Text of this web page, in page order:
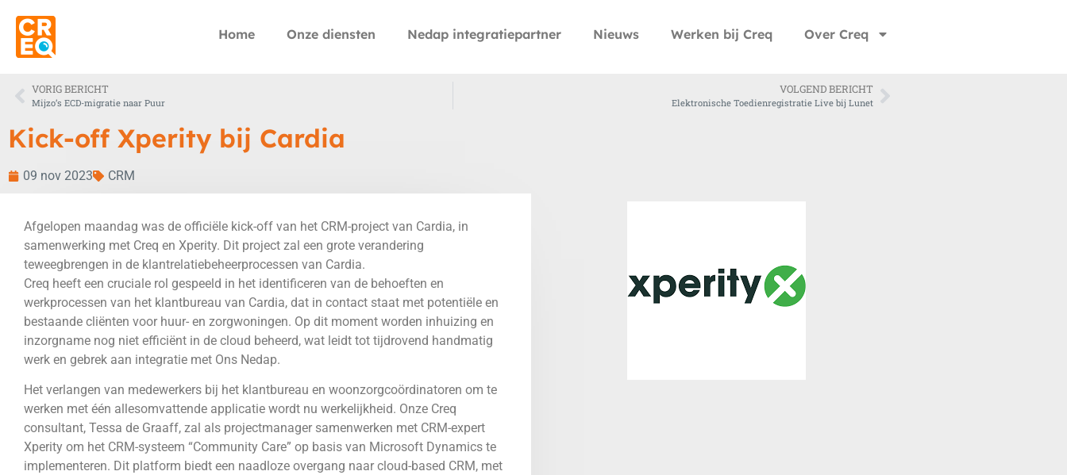
Home Onze diensten Nedap integratiepartner Nieuws Werken bij Creq Over Creq
VORIG BERICHT
Mijzo’s ECD-migratie naar Puur
VOLGEND BERICHT
Elektronische Toedienregistratie Live bij Lunet
Kick-off Xperity bij Cardia
09 nov 2023 CRM
Afgelopen maandag was de officiële kick-off van het CRM-project van Cardia, in
samenwerking met Creq en Xperity. Dit project zal een grote verandering
teweegbrengen in de klantrelatiebeheerprocessen van Cardia.
Creq heeft een cruciale rol gespeeld in het identificeren van de behoeften en
werkprocessen van het klantbureau van Cardia, dat in contact staat met potentiële en
bestaande cliënten voor huur- en zorgwoningen. Op dit moment worden inhuizing en
inzorgname nog niet efficiënt in de cloud beheerd, wat leidt tot tijdrovend handmatig
werk en gebrek aan integratie met Ons Nedap.
Het verlangen van medewerkers bij het klantbureau en woonzorgcoördinatoren om te
werken met één allesomvattende applicatie wordt nu werkelijkheid. Onze Creq
consultant, Tessa de Graaff, zal als projectmanager samenwerken met CRM-expert
Xperity om het CRM-systeem “Community Care” op basis van Microsoft Dynamics te
implementeren. Dit platform biedt een naadloze overgang naar cloud-based CRM, met